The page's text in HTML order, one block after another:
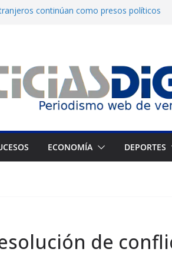
continúan como presos políticos
exige justicia por muerte del preso político
culmina muestra histórica y prepara
ECONOMÍA DEPORTES
de